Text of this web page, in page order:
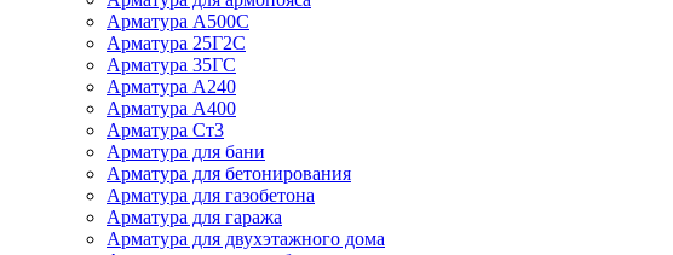
Арматура A500С
Арматура 25Г2С
Арматура 35ГС
Арматура А240
Арматура А400
Арматура Ст3
Арматура для бани
Арматура для бетонирования
Арматура для газобетона
Арматура для гаража
Арматура для двухэтажного дома